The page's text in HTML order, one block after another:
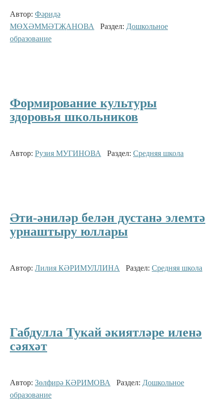
Автор: Фәридә
МӨХӘММӘТҖАНОВА
Раздел: Дошкольное
образование
Формирование культуры
здоровья школьников
Автор: Рузия МУГИНОВА Раздел: Средняя школа
Әти-әниләр белән дустанә элемтә
урнаштыру юллары
Автор: Лилия КӘРИМУЛЛИНА Раздел: Средняя школа
Габдулла Тукай әкиятләре иленә
сәяхәт
Автор: Зөлфирә КӘРИМОВА Раздел: Дошкольное
образование